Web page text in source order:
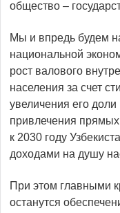
общество –
Мы и впредь будем
национальной
рост валового
населения за счет
увеличения его доли
привлечения
к 2030 году
доходами на душу
При этом главными
останутся